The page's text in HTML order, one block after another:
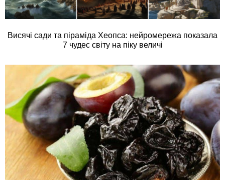
Висячі сади та піраміда Хеопса: нейромережа показала
7 чудес світу на піку величі